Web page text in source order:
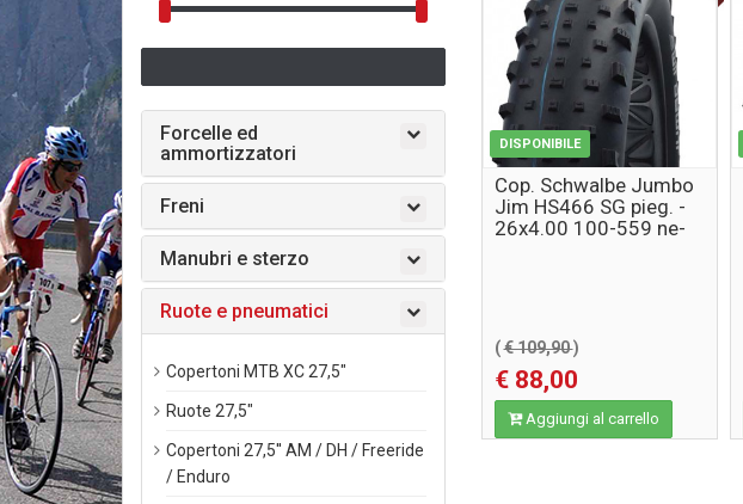
DISPONIBILE
Cop. Schwalbe Jumbo
Jim HS466 SG pieg. -
26x4.00 100-559 ne-
(€ 109,90)
€ 88,00
Aggiungi al carrello
Forcelle ed
ammortizzatori
Freni
Manubri e sterzo
Ruote e pneumatici
Copertoni MTB XC 27,5"
Ruote 27,5"
Copertoni 27,5'' AM / DH / Freeride
/ Enduro